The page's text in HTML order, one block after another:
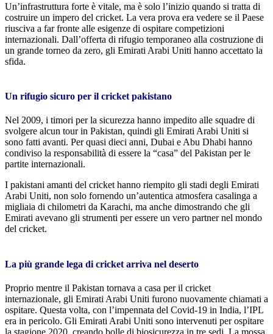
Un’infrastruttura forte è vitale, ma è solo l’inizio quando si tratta di
costruire un impero del cricket. La vera prova era vedere se il Paese
riusciva a far fronte alle esigenze di ospitare competizioni
internazionali. Dall’offerta di rifugio temporaneo alla costruzione di
un grande torneo da zero, gli Emirati Arabi Uniti hanno accettato la
sfida.
Un rifugio sicuro per il cricket pakistano
Nel 2009, i timori per la sicurezza hanno impedito alle squadre di
svolgere alcun tour in Pakistan, quindi gli Emirati Arabi Uniti si
sono fatti avanti. Per quasi dieci anni, Dubai e Abu Dhabi hanno
condiviso la responsabilità di essere la “casa” del Pakistan per le
partite internazionali.
I pakistani amanti del cricket hanno riempito gli stadi degli Emirati
Arabi Uniti, non solo fornendo un’autentica atmosfera casalinga a
migliaia di chilometri da Karachi, ma anche dimostrando che gli
Emirati avevano gli strumenti per essere un vero partner nel mondo
del cricket.
La più grande lega di cricket arriva nel deserto
Proprio mentre il Pakistan tornava a casa per il cricket
internazionale, gli Emirati Arabi Uniti furono nuovamente chiamati a
ospitare. Questa volta, con l’impennata del Covid-19 in India, l’IPL
era in pericolo. Gli Emirati Arabi Uniti sono intervenuti per ospitare
la stagione 2020, creando bolle di biosicurezza in tre sedi. La mossa